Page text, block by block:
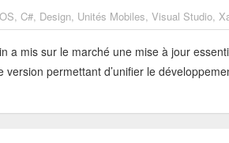
, C#, Design, Unités Mobiles, Visual Studio,
a mis sur le marché une mise à jour
permettant d’unifier le